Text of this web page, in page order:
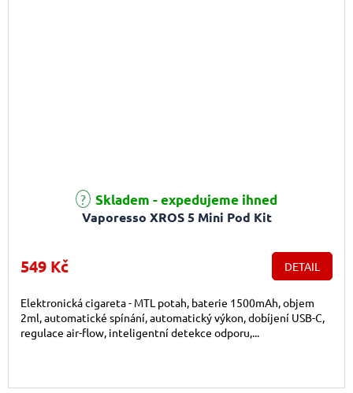
Vaporesso XROS 5 Mini Pod Kit
Skladem - expedujeme ihned
549 Kč DETAIL
Elektronická cigareta - MTL potah, baterie 1500mAh, objem
2ml, automatické spínání, automatický výkon, dobíjení USB-C,
regulace air-flow, inteligentní detekce odporu,...